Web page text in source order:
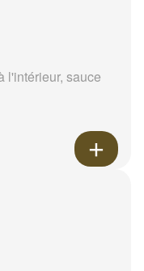
l'intérieur, sauce